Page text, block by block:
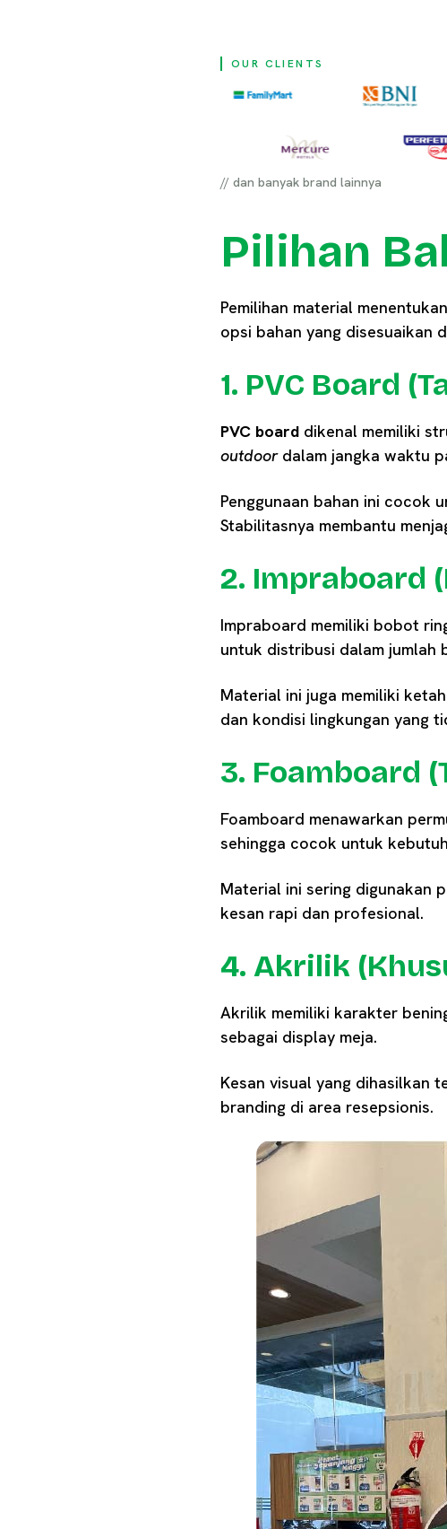
OUR CLIENTS
// dan banyak brand lainnya
Pilihan
Pemilihan material
opsi bahan yang disesuaikan
1. PVC Board
PVC board dikenal memiliki
outdoordalam jangka waktu
Penggunaan bahan ini cocok
Stabilitasnya membantu
2. Impraboard
Impraboard memiliki bobot
untuk distribusi dalam jumlah
Material ini juga memiliki
dan kondisi lingkungan yang
3. Foamboard
Foamboard menawarkan
sehingga cocok untuk
Material ini sering digunakan
kesan rapi dan profesional.
4. Akrilik
Akrilik memiliki karakter
sebagai display meja.
Kesan visual yang dihasilkan
branding di area resepsionis.